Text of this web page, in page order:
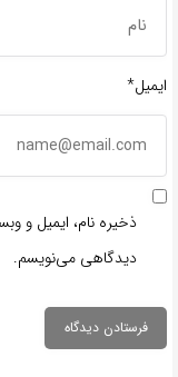
ایمیل*
ذخیره نام، ایمیل و
دیدگاهی می‌نویسم.